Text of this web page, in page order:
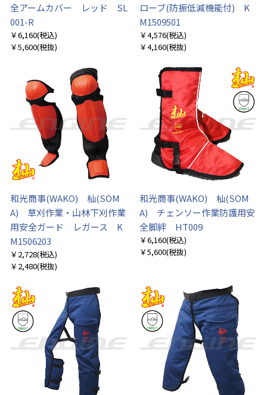
全アームカバー レッド SL
001-R
￥6,160(税込)
￥5,600(税抜)
ローブ(防振低減機能付) K
M1509501
￥4,576(税込)
￥4,160(税抜)
和光商事(WAKO) 杣(SOM
A) 草刈作業・山林下刈作業
用安全ガード レガース K
M1506203
￥2,728(税込)
￥2,480(税抜)
和光商事(WAKO) 杣(SOM
A) チェンソー作業防護用安
全脚絆 HT009
￥6,160(税込)
￥5,600(税抜)